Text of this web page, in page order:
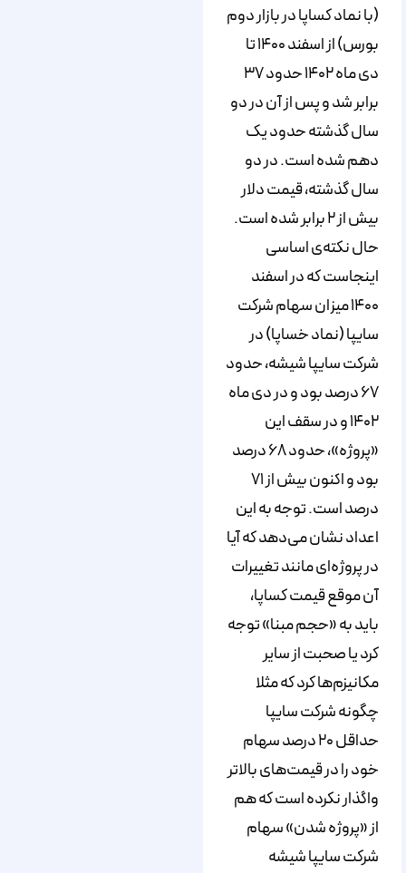
(با نماد کساپا در بازار دوم
بورس) از اسفند ۱۴۰۰ تا
دی ماه ۱۴۰۲ حدود ۳۷
برابر شد و پس از آن در دو
سال گذشته حدود یک
دهم شده است. در دو
سال گذشته، قیمت دلار
بیش از ۲ برابر شده است.
حال نکته‌ی اساسی
اینجاست که در اسفند
۱۴۰۰ میزان سهام شرکت
سایپا (نماد خساپا) در
شرکت سایپا شیشه، حدود
۶۷ درصد بود و در دی ماه
۱۴۰۲ و در سقف این
«پروژه»، حدود ۶۸ درصد
بود و اکنون بیش از ۷۱
درصد است. توجه به این
اعداد نشان می‌دهد که آیا
در پروژه‌‌ای مانند تغییرات
آن موقع قیمت کساپا،
باید به «حجم مبنا» توجه
کرد یا صحبت از سایر
مکانیزم‌ها کرد که مثلا
چگونه شرکت سایپا
حداقل ۲۰ درصد سهام
خود را در قیمت‌های بالاتر
واگذار نکرده است که هم
از «پروژه شدن» سهام
شرکت سایپا شیشه